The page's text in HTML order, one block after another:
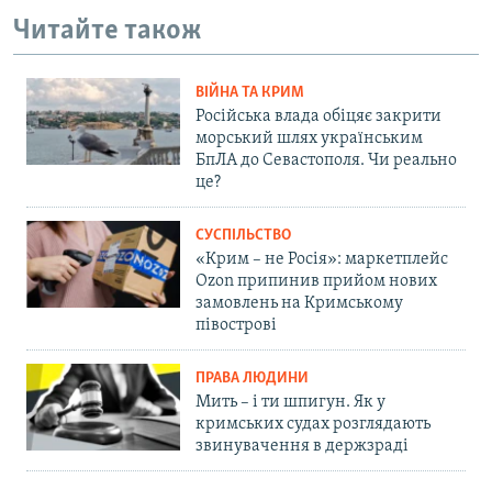
Читайте також
ВІЙНА ТА КРИМ
Російська влада обіцяє закрити
морський шлях українським
БпЛА до Севастополя. Чи реально
це?
СУСПІЛЬСТВО
«Крим – не Росія»: маркетплейс
Ozon припинив прийом нових
замовлень на Кримському
півострові
ПРАВА ЛЮДИНИ
Мить – і ти шпигун. Як у
кримських судах розглядають
звинувачення в держзраді